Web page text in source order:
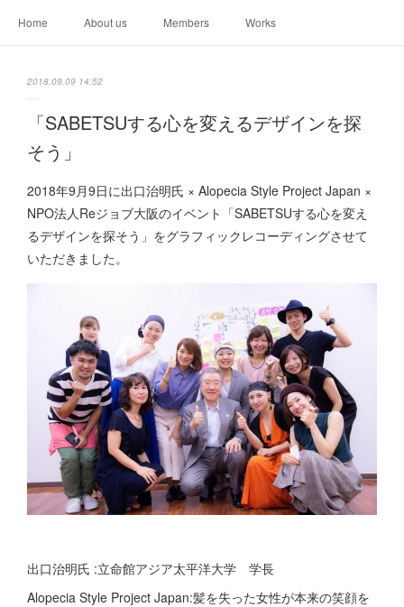
Home About us Members Works
2018.09.09 14:52
「SABETSUする心を変えるデザインを探
そう」
2018年9月9日に出口治明氏 × Alopecia Style Project Japan ×
NPO法人Reジョブ大阪のイベント「SABETSUする心を変え
るデザインを探そう」をグラフィックレコーディングさせて
いただきました。
出口治明氏 :立命館アジア太平洋大学 学長
Alopecia Style Project Japan:髪を失った女性が本来の笑顔を